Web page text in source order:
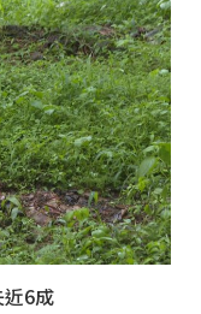
6成